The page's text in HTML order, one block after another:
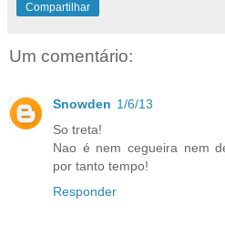
Compartilhar
Um comentário:
Snowden 1/6/13
So treta!
Nao é nem cegueira nem
por tanto tempo!
Responder